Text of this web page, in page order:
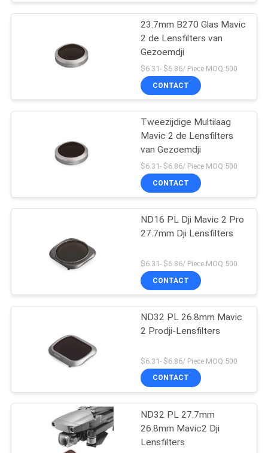
POLICY
23.7mm B270 Glas Mavic
2 de Lensfilters van
Gezoemdji
$6.31- $6.86/ Piece MOQ:500
CONTACT
Tweezijdige Multilaag
Mavic 2 de Lensfilters
van Gezoemdji
$6.31- $6.86/ Piece MOQ:500
CONTACT
ND16 PL Dji Mavic 2 Pro
27.7mm Dji Lensfilters
$6.31- $6.86/ Piece MOQ:500
CONTACT
ND32 PL 26.8mm Mavic
2 Prodji-Lensfilters
$6.31- $6.86/ Piece MOQ:500
CONTACT
ND32 PL 27.7mm
26.8mm Mavic2 Dji
Lensfilters